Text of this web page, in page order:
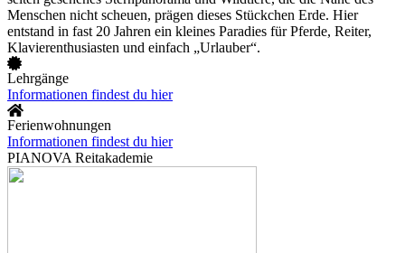
Menschen nicht scheuen, prägen dieses Stückchen Erde. Hier
entstand in fast 20 Jahren ein kleines Paradies für Pferde, Reiter,
Klavierenthusiasten und einfach „Urlauber“.
Lehrgänge
Informationen findest du hier
Ferienwohnungen
Informationen findest du hier
PIANOVA Reitakademie